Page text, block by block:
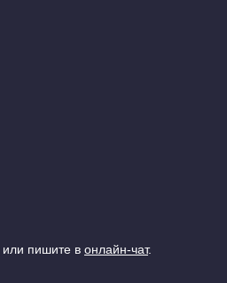
или пишите в онлайн-чат.